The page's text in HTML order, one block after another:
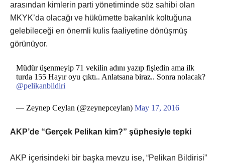
arasından kimlerin parti yönetiminde söz sahibi olan
MKYK’da olacağı ve hükümette bakanlık koltuğuna
gelebileceği en önemli kulis faaliyetine dönüşmüş
görünüyor.
Müdür üşenmeyip 71 vekilin adını yazıp fişledin ama ilk
turda 155 Hayır oyu çıktı.. Anlatsana biraz.. Sonra nolacak?
@pelikanbildiri
— Zeynep Ceylan (@zeynepceylan)May 17, 2016
​AKP’de “Gerçek Pelikan kim?” şüphesiyle tepki
AKP içerisindeki bir başka mevzu ise, “Pelikan Bildirisi”